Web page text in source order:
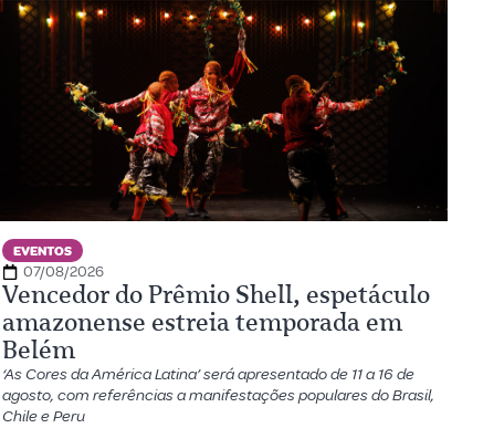
EVENTOS
07/08/2026
Vencedor do Prêmio Shell, espetáculo
amazonense estreia temporada em
Belém
‘As Cores da América Latina’ será apresentado de 11 a 16 de
agosto, com referências a manifestações populares do Brasil,
Chile e Peru